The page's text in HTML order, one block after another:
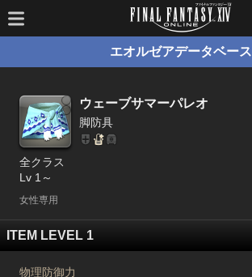
エオルゼアデータベース
ウェーブサマーパレオ
脚防具
全クラス
Lv 1～
女性専用
ITEM LEVEL 1
物理防御力